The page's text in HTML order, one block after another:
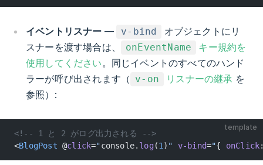
イベントリスナー — v-bind
オブジェクトにリ
スナーを渡す場合は、
onEventName
キー規約を
使用してください。同じイベントのすべてのハンド
ラーが呼び出されます（ v-on リスナーの継承 を
参照）:
template
<!-- 1 と 2 がログ出力される -->
<BlogPost @click="console. log(1) " v-bind="{ onClick